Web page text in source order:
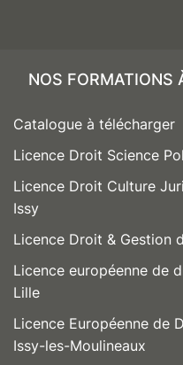
NOS FORMATIONS
Catalogue à télécharger
Licence Droit Science
Licence Droit Culture
Issy
Licence Droit & Gestion
Licence européenne de
Lille
Licence Européenne de
Issy-les-Moulineaux